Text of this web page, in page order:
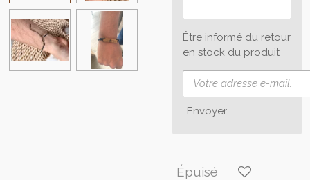
Être informé du retour
en stock du produit
Envoyer
Épuisé